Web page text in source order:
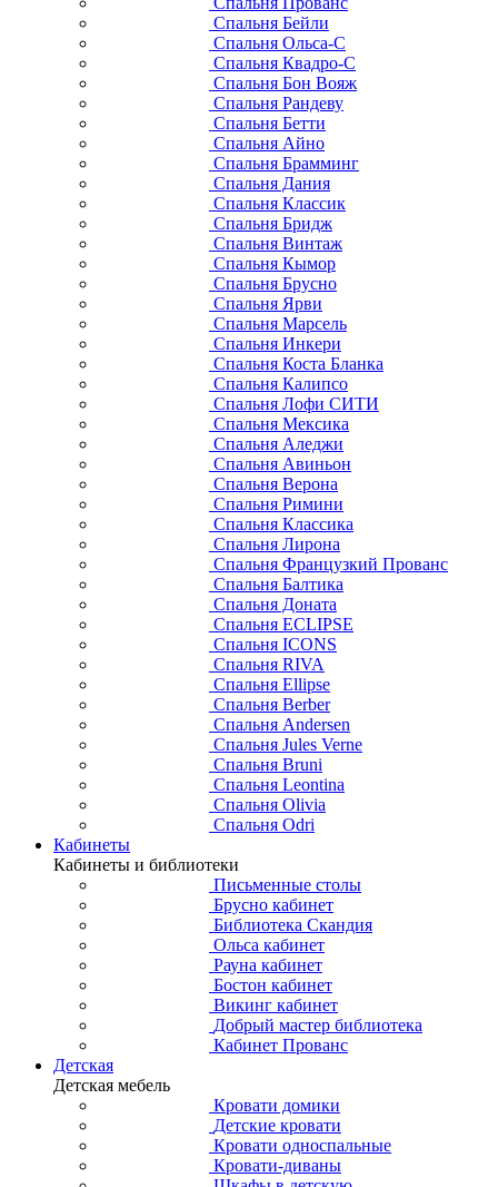
Спальня Бейли
Спальня Ольса-С
Спальня Квадро-С
Спальня Бон Вояж
Спальня Рандеву
Спальня Бетти
Спальня Айно
Спальня Брамминг
Спальня Дания
Спальня Классик
Спальня Бридж
Спальня Винтаж
Спальня Кымор
Спальня Брусно
Спальня Ярви
Спальня Марсель
Спальня Инкери
Спальня Коста Бланка
Спальня Калипсо
Спальня Лофи СИТИ
Спальня Мексика
Спальня Аледжи
Спальня Авиньон
Спальня Верона
Спальня Римини
Спальня Классика
Спальня Лирона
Спальня Французкий Прованс
Спальня Балтика
Спальня Доната
Спальня ECLIPSE
Спальня ICONS
Спальня RIVA
Спальня Ellipse
Спальня Berber
Спальня Andersen
Спальня Jules Verne
Спальня Bruni
Спальня Leontina
Спальня Olivia
Спальня Odri
Кабинеты
Кабинеты и библиотеки
Письменные столы
Брусно кабинет
Библиотека Скандия
Ольса кабинет
Рауна кабинет
Бостон кабинет
Викинг кабинет
Добрый мастер библиотека
Кабинет Прованс
Детская
Детская мебель
Кровати домики
Детские кровати
Кровати односпальные
Кровати-диваны